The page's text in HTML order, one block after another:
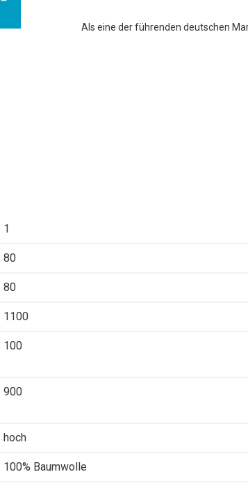
Als eine der führenden deutschen
1
80
80
1100
100
900
hoch
100% Baumwolle